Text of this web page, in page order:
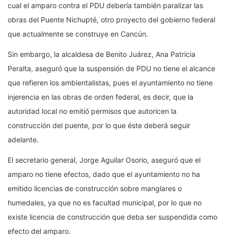
cual el amparo contra el PDU debería también paralizar las
obras del Puente Nichupté, otro proyecto del gobierno federal
que actualmente se construye en Cancún.
Sin embargo, la alcaldesa de Benito Juárez, Ana Patricia
Peralta, aseguró que la suspensión de PDU no tiene el alcance
que refieren los ambientalistas, pues el ayuntamiento no tiene
injerencia en las obras de orden federal, es decir, que la
autoridad local no emitió permisos que autoricen la
construcción del puente, por lo que éste deberá seguir
adelante.
El secretario general, Jorge Aguilar Osorio, aseguró que el
amparo no tiene efectos, dado que el ayuntamiento no ha
emitido licencias de construcción sobre manglares o
humedales, ya que no es facultad municipal, por lo que no
existe licencia de construcción que deba ser suspendida como
efecto del amparo.